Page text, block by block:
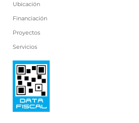
Ubicación
Financiación
Proyectos
Servicios